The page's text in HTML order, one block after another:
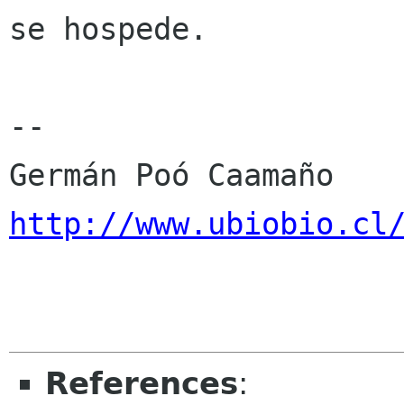
se hospede.
--
http://www.ubiobio.cl/
References: